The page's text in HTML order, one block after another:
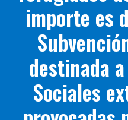
importe es
destinada
Sociales